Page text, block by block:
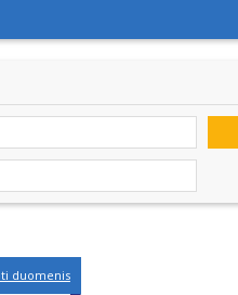
duomenis